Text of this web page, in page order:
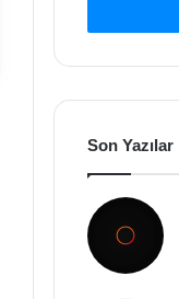
Son Yazılar